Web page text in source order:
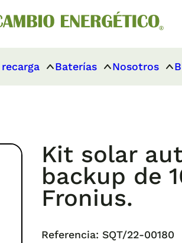
Baterías Nosotros
Kit solar
backup de
Fronius.
Referencia: SQT/22-00180